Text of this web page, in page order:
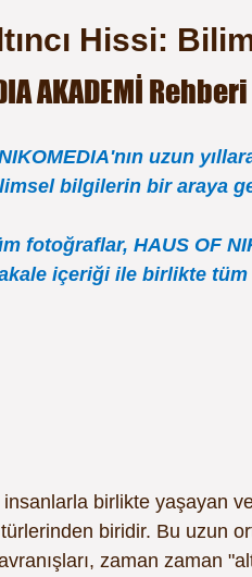
Hissi:
AKADEMİ Rehberi
uzun
bilgilerin bir araya
fotoğraflar, HAUS OF
içeriği ile birlikte
insanlarla birlikte yaşayan
biridir. Bu uzun
zaman zaman